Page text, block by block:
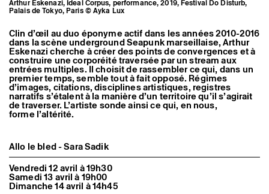
Arthur Eskenazi, Ideal Corpus, performance, 2019, Festival Do Disturb,
Palais de Tokyo, Paris © Ayka Lux
Clin d’œil au duo éponyme actif dans les années 2010-2016
dans la scène underground Seapunk marseillaise, Arthur
Eskenazi cherche à créer des points de convergences et à
construire une corporéité traversée par un stream aux
entrées multiples. Il choisit de rassembler ce qui, dans un
premier temps, semble tout à fait opposé. Régimes
d’images, citations, disciplines artistiques, registres
narratifs s’étalent à la manière d’un territoire qu’il s’agirait
de traverser. L’artiste sonde ainsi ce qui, en nous,
forme l’altérité.
Allo le bled - Sara Sadik
Vendredi 12 avril à 19h30
Samedi 13 avril à 19h00
Dimanche 14 avril à 14h45